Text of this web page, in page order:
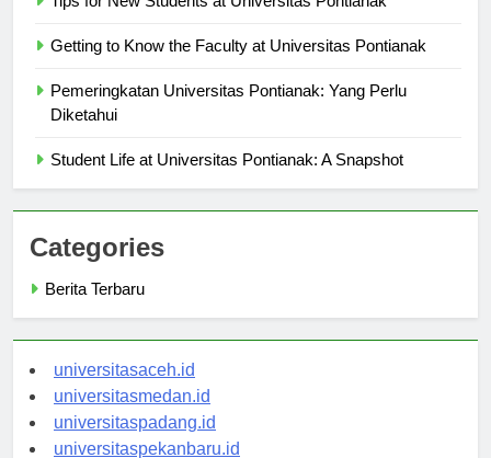
Pemeringkatan Universitas Pontianak: Yang Perlu
Categories
universitasaceh.id
universitasmedan.id
universitaspadang.id